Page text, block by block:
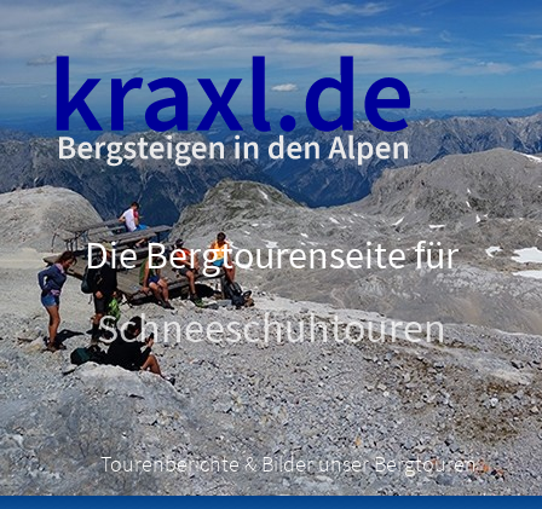
Die Bergtourenseite für
Schneeschuhtouren
Tourenberichte & Bilder unser Bergtouren